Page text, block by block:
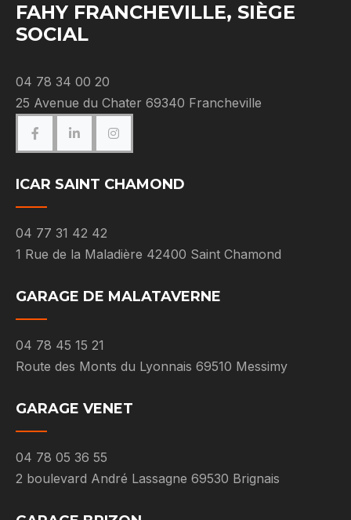
FAHY FRANCHEVILLE, SIÈGE
SOCIAL
04 78 34 00 20
25 Avenue du Chater 69340 Francheville
ICAR SAINT CHAMOND
04 77 31 42 42
1 Rue de la Maladière 42400 Saint Chamond
GARAGE DE MALATAVERNE
04 78 45 15 21
Route des Monts du Lyonnais 69510 Messimy
GARAGE VENET
04 78 05 36 55
2 boulevard André Lassagne 69530 Brignais